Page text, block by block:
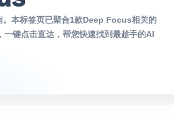
本标签页已聚合1款Deep Focus相关的
键点击直达，帮您快速找到最趁手的AI